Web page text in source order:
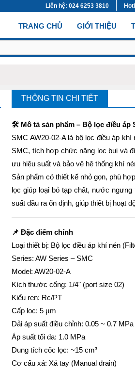
Liên hệ: 024 6253 3810
TRANG CHỦ (CURRENT)
GIỚI THIỆU
THÔNG TIN CHI TIẾT
🛠️ Mô tả sản phẩm – Bộ lọc điều áp
SMC AW20-02-A là bộ lọc điều áp
SMC, tích hợp chức năng lọc bụi và
ưu hiệu suất và bảo vệ hệ thống khí
Sản phẩm có thiết kế nhỏ gọn, phù
lọc giúp loại bỏ tạp chất, nước
suất đầu ra ổn định, giúp thiết bị hoạt
📌 Đặc điểm chính
Loại thiết bị: Bộ lọc điều áp khí nén
Series: AW Series – SMC
Model: AW20-02-A
Kích thước cổng: 1/4" (port size 02)
Kiểu ren: Rc/PT
Cấp lọc: 5 µm
Dải áp suất điều chỉnh: 0.05 ~ 0.7 MPa
Áp suất tối đa: 1.0 MPa
Dung tích cốc lọc: ~15 cm³
Cơ cấu xả: Xả tay (Manual drain)